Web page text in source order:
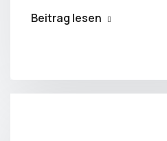
Beitrag lesen